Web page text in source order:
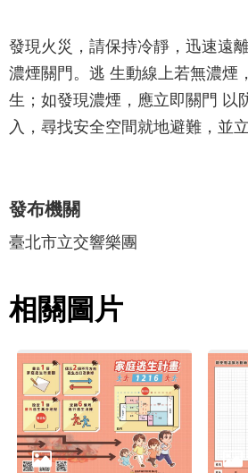
教
育
最
新
文
宣
出
版
品
行
政
資
訊
發現火災，請保持冷靜，迅速遠
濃煙關門。逃 生動線上若無濃煙
生；如發現濃煙，應立即關門 以
入，尋找安全空間就地避難，並
發布機關
臺北市立交響樂團
相關圖片